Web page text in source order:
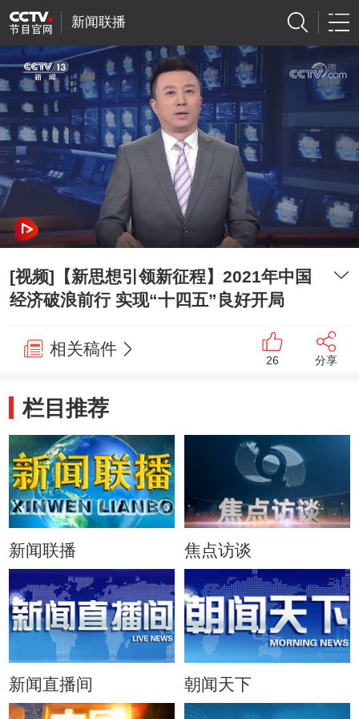
新闻联播
[视频]【新思想引领新征程】2021年中国
经济破浪前行 实现“十四五”良好开局
相关稿件
26 分享
栏目推荐
新闻联播 焦点访谈
新闻直播间 朝闻天下